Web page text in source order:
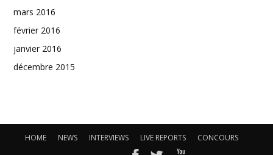
mars 2016
février 2016
janvier 2016
décembre 2015
HOME NEWS INTERVIEWS LIVE REPORTS
CONCOURS